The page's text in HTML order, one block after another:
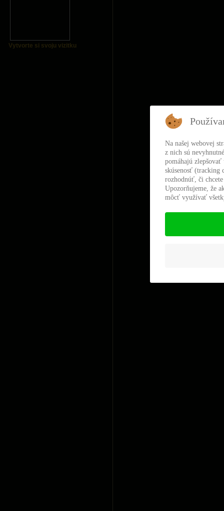
Vytvorte si svoju vizitku
Na našej webovej
z nich sú
pomáhajú
skúsenosť (tracking
rozhodnúť, či
Upozorňujeme, že
môcť využívať